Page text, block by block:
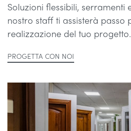
Soluzioni flessibili, serramenti
nostro staff ti assisterà passo
realizzazione del tuo progetto.
PROGETTA CON NOI